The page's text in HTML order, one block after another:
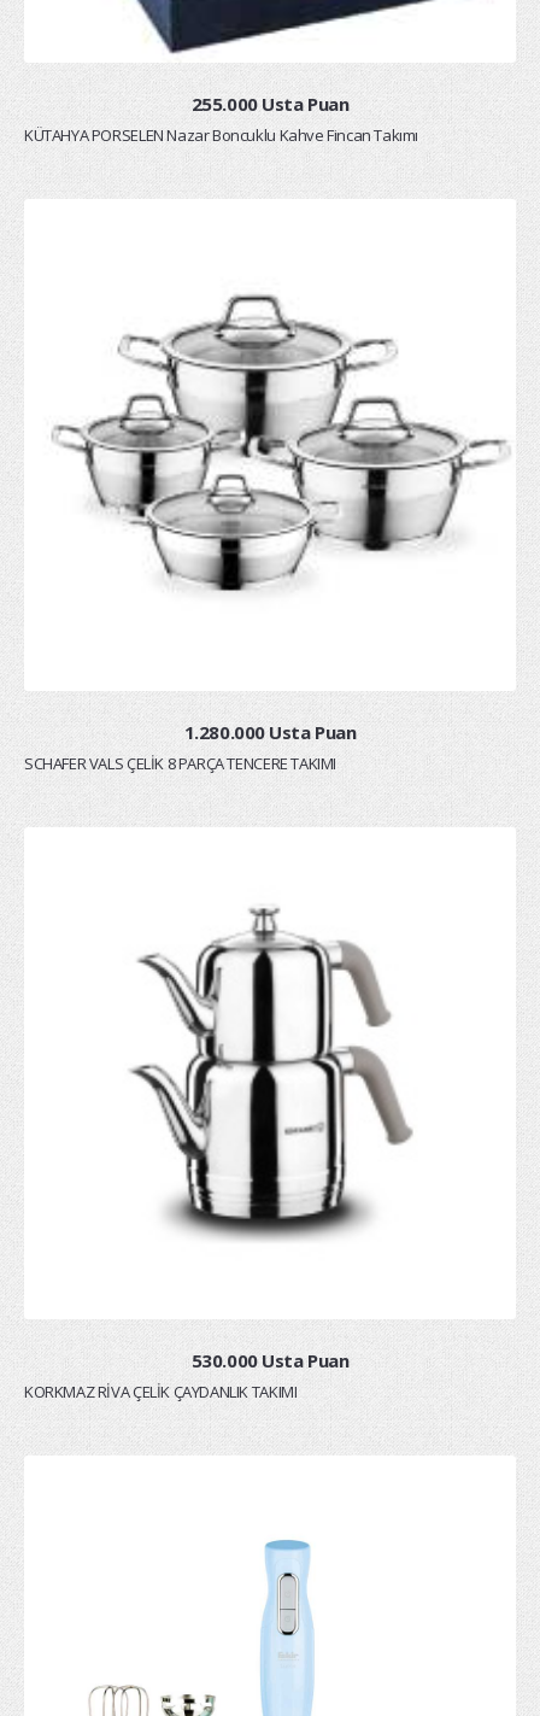
255.000 Usta Puan
KÜTAHYA PORSELEN Nazar Boncuklu Kahve Fincan Takımı
1.280.000 Usta Puan
SCHAFER VALS ÇELİK 8 PARÇA TENCERE TAKIMI
530.000 Usta Puan
KORKMAZ RİVA ÇELİK ÇAYDANLIK TAKIMI